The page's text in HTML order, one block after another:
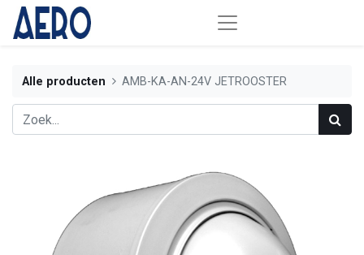
Alle producten AMB-KA-AN-24V JETROOSTER